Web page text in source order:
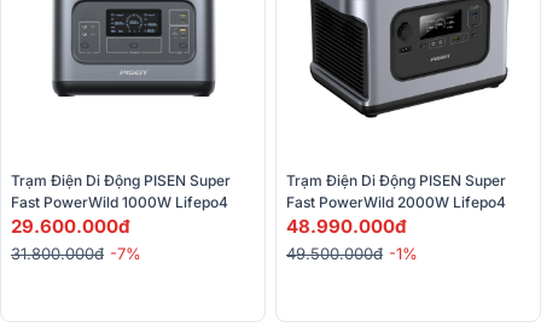
Trạm Điện Di Động PISEN Super
Fast PowerWild 1000W Lifepo4
29.600.000đ
31.800.000đ -7%
Trạm Điện Di Động PISEN Super
Fast PowerWild 2000W Lifepo4
48.990.000đ
49.500.000đ -1%